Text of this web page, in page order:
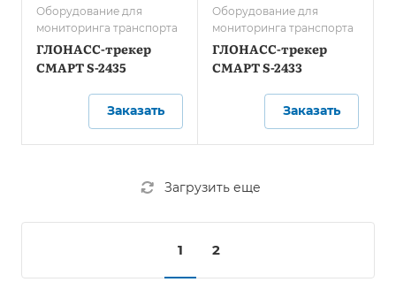
Оборудование для
мониторинга транспорта
ГЛОНАСС-трекер
СМАРТ S-2435
Заказать
Оборудование для
мониторинга транспорта
ГЛОНАСС-трекер
СМАРТ S-2433
Заказать
Загрузить еще
1 2